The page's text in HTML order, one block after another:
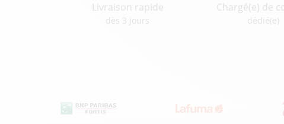
Livraison rapide
dès 3 jours
Chargé(e) de
dédié(e)